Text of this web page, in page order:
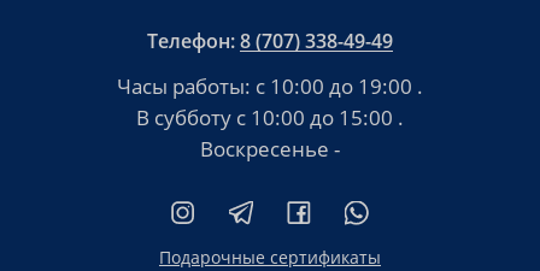
Телефон:8 (707) 338-49-49
Часы работы: с 10:00 до 19:00 .
В субботу с 10:00 до 15:00 .
Воскресенье -
Подарочные сертификаты